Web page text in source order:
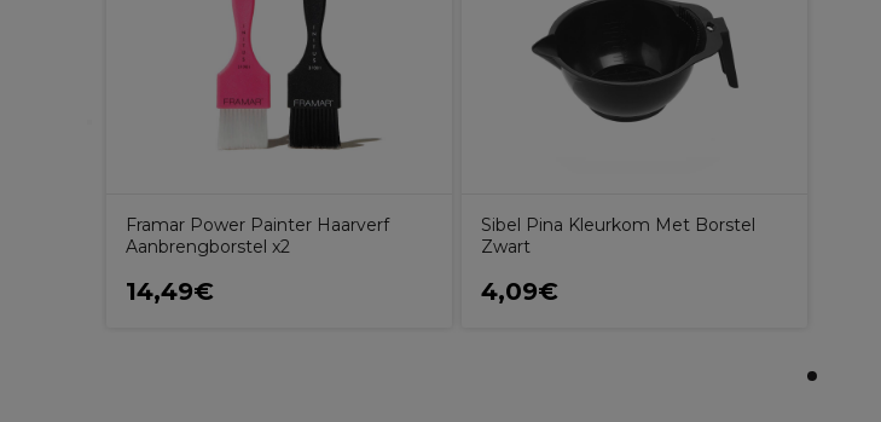
Framar Power Painter Haarverf
Aanbrengborstel x2
14,49€
Sibel Pina Kleurkom Met Borstel
Zwart
4,09€